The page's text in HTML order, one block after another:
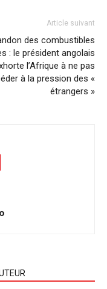
Article suivant
des combustibles
: le président angolais
l’Afrique à ne pas
à la pression des «
étrangers »